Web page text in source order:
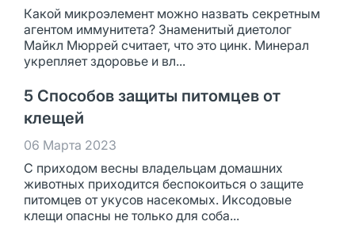
Какой микроэлемент можно назвать секретным
агентом иммунитета? Знаменитый диетолог
Майкл Мюррей считает, что это цинк. Минерал
укрепляет здоровье и вл...
5 Способов защиты питомцев от
клещей
06 Марта 2023
С приходом весны владельцам домашних
животных приходится беспокоиться о защите
питомцев от укусов насекомых. Иксодовые
клещи опасны не только для соба...